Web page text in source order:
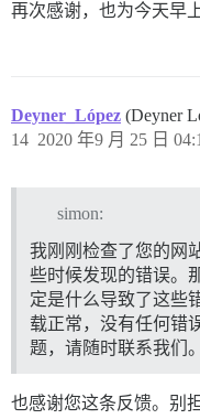
再次感谢，也为今天早
Deyner_López (Deyner
2020 年9 月 25 日
14
simon:
我刚刚检查了您的网
些时候发现的错误。
定是什么导致了这些
载正常，没有任何错
题，请随时联系我们。
也感谢您这条反馈。别